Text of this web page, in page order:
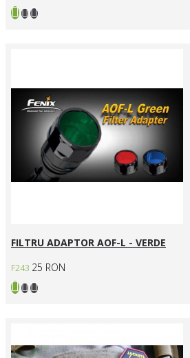
FILTRU ADAPTOR AOF-L - VERDE
F243 25 RON